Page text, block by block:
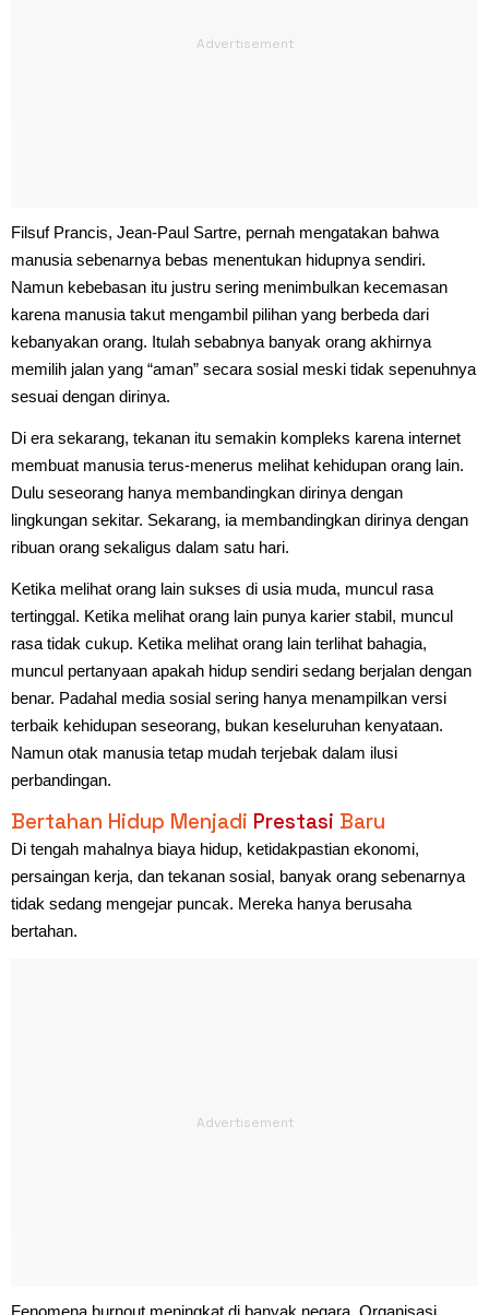
Filsuf Prancis, Jean-Paul Sartre, pernah mengatakan bahwa
manusia sebenarnya bebas menentukan hidupnya sendiri.
Namun kebebasan itu justru sering menimbulkan kecemasan
karena manusia takut mengambil pilihan yang berbeda dari
kebanyakan orang. Itulah sebabnya banyak orang akhirnya
memilih jalan yang “aman” secara sosial meski tidak sepenuhnya
sesuai dengan dirinya.
Di era sekarang, tekanan itu semakin kompleks karena internet
membuat manusia terus-menerus melihat kehidupan orang lain.
Dulu seseorang hanya membandingkan dirinya dengan
lingkungan sekitar. Sekarang, ia membandingkan dirinya dengan
ribuan orang sekaligus dalam satu hari.
Ketika melihat orang lain sukses di usia muda, muncul rasa
tertinggal. Ketika melihat orang lain punya karier stabil, muncul
rasa tidak cukup. Ketika melihat orang lain terlihat bahagia,
muncul pertanyaan apakah hidup sendiri sedang berjalan dengan
benar. Padahal media sosial sering hanya menampilkan versi
terbaik kehidupan seseorang, bukan keseluruhan kenyataan.
Namun otak manusia tetap mudah terjebak dalam ilusi
perbandingan.
Bertahan Hidup Menjadi Prestasi Baru
Di tengah mahalnya biaya hidup, ketidakpastian ekonomi,
persaingan kerja, dan tekanan sosial, banyak orang sebenarnya
tidak sedang mengejar puncak. Mereka hanya berusaha
bertahan.
Fenomena burnout meningkat di banyak negara. Organisasi